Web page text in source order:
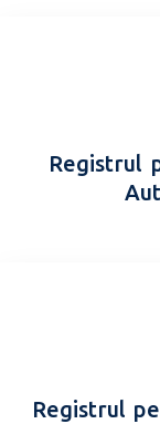
Registrul
Registrul